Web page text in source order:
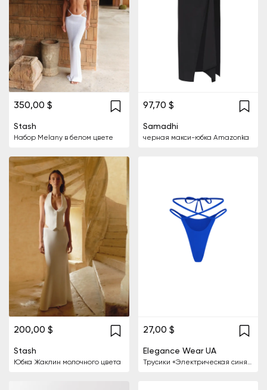
350,00 $
Stash
Набор Melany в белом цвете
97,70 $
Samadhi
черная макси-юбка Amazonka
200,00 $
Stash
Юбка Жаклин молочного цвета
27,00 $
Elegance Wear UA
Трусики «Электрическая синяя лилия»